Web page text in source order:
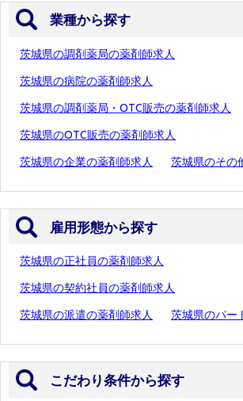
業種から探す
茨城県の調剤薬局の薬剤師求人
茨城県の病院の薬剤師求人
茨城県の調剤薬局・OTC販売の薬剤師求人
茨城県のOTC販売の薬剤師求人
茨城県の企業の薬剤師求人 茨城県のその
雇用形態から探す
茨城県の正社員の薬剤師求人
茨城県の契約社員の薬剤師求人
茨城県の派遣の薬剤師求人 茨城県のパー
こだわり条件から探す